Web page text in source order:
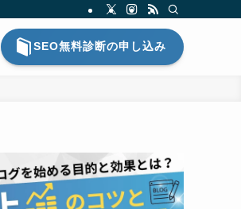
SEO無料診断の申し込み